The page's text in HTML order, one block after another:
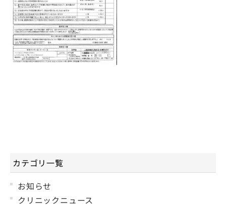
カテゴリ一覧
お知らせ
クリニックニュース